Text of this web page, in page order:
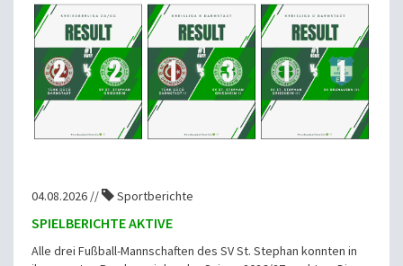
04.08.2026 // Sportberichte
SPIELBERICHTE AKTIVE
Alle drei Fußball-Mannschaften des SV St. Stephan konnten in